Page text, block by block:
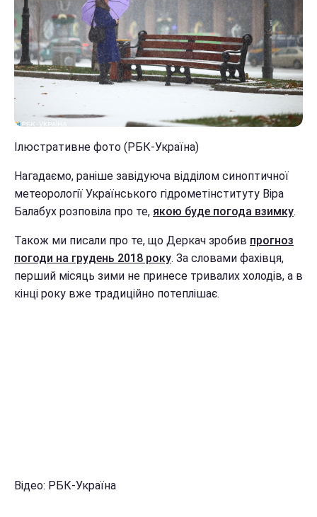
Ілюстративне фото (РБК-Україна)
Нагадаємо, раніше завідуюча відділом синоптичної
метеорології Українського гідрометінституту Віра
Балабух розповіла про те, якою буде погода взимку.
Також ми писали про те, що Деркач зробив прогноз
погоди на грудень 2018 року. За словами фахівця,
перший місяць зими не принесе тривалих холодів, а в
кінці року вже традиційно потеплішає.
Відео: РБК-Україна